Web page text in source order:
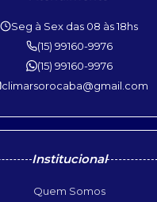
Seg à Sex das 08 às 18hs
(15) 99160-9976
(15) 99160-9976
climarsorocaba@gmail.com
Institucional
Quem Somos